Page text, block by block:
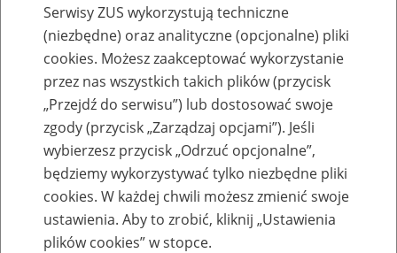
Szkolenia
Zaproś ZUS do siebie - zakładanie profili
eZUS w siedzibie Twojej firmy
Serwisy ZUS wykorzystują techniczne
(niezbędne) oraz analityczne (opcjonalne) pliki
cookies. Możesz zaakceptować wykorzystanie
przez nas wszystkich takich plików (przycisk
„Przejdź do serwisu”) lub dostosować swoje
zgody (przycisk „Zarządzaj opcjami”). Jeśli
wybierzesz przycisk „Odrzuć opcjonalne”,
będziemy wykorzystywać tylko niezbędne pliki
cookies. W każdej chwili możesz zmienić swoje
ustawienia. Aby to zrobić, kliknij „Ustawienia
plików cookies” w stopce.